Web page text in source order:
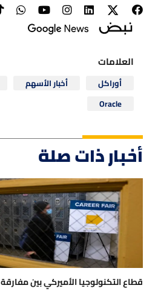
العلامات
أوراكل أخبار الأسهم
Oracle
أخبار ذات صلة
قطاع التكنولوجيا الأميركي بين مفارقة